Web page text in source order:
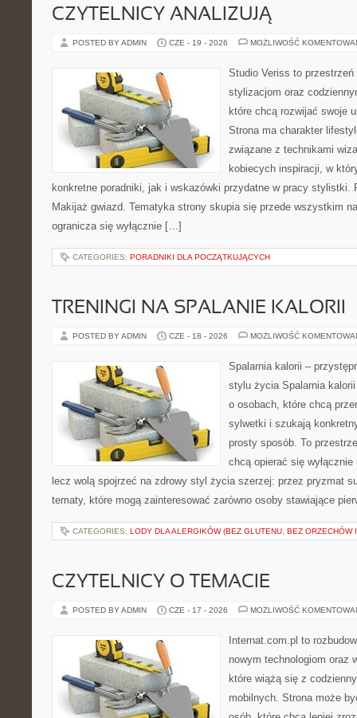
CZYTELNICY ANALIZUJĄ
POSTED BY ADMIN CZE - 19 - 2026 MOŻLIWOŚĆ
Studio Veriss to
stylizacjom oraz
które chcą rozwijać swoje
Strona ma charakter
związane z technikami
kobiecych inspiracji, w
konkretne poradniki, jak i wskazówki przydatne w pracy stylistki.
Makijaż gwiazd. Tematyka strony skupia się przede wszystkim
ogranicza się wyłącznie […]
CATEGORIES: PORADNIKI DLA POCZĄTKUJĄCYCH
TRENINGI NA SPALANIE KALORII
POSTED BY ADMIN CZE - 18 - 2026 MOŻLIWOŚĆ
Spalarnia kalorii –
stylu życia Spalarnia
o osobach, które chcą
sylwetki i szukają
prosty sposób. To
chcą opierać się
lecz wolą spojrzeć na zdrowy styl życia szerzej: przez pryzmat
tematy, które mogą zainteresować zarówno osoby stawiające
CATEGORIES: LODY DLA ALERGIKÓW (BEZ GLUTENU, BEZ ORZECHÓW
CZYTELNICY O TEMACIE
POSTED BY ADMIN CZE - 17 - 2026 MOŻLIWOŚĆ
Internat.com.pl to
nowym technologiom oraz
które wiążą się z
mobilnych. Strona może